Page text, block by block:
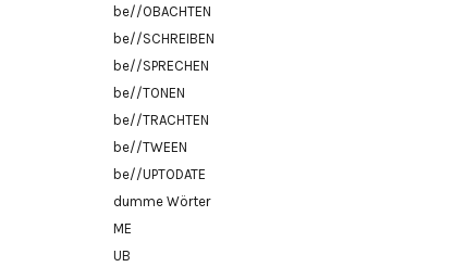
be//OBACHTEN
be//SCHREIBEN
be//SPRECHEN
be//TONEN
be//TRACHTEN
be//TWEEN
be//UPTODATE
dumme Wörter
ME
UB